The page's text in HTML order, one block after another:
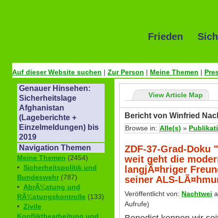
Frieden
Auf dieser Website suchen | Zur Person | Meine Themen |
Genauer Hinsehen:
Sicherheitslage
Afghanistan
(Lageberichte +
Einzelmeldungen) bis
2019
Navigation Themen
Meine Themen (2454)
• Sicherheitspolitik und
Bundeswehr (787)
• AbrÃ¼stung und
RÃ¼stungskontrolle (133)
• Zivile
Konfliktbearbeitung und
View Article Map
Bericht von Winfried
Browse in: Alle(s) »
ZDF-37-Grad-Doku
weit geht die
langjÃ¤hriger
seiner ALS-
Veröffentlicht von: Nachtwei
Aufrufe)